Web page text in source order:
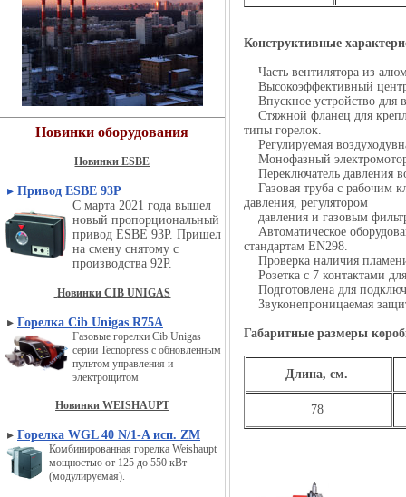
Новинки оборудования
Новинки ESBE
▸ Привод ESBE 93P
С марта 2021 года вышел
новый пропорциональный
привод ESBE 93P. Пришел
на смену снятому с
производства 92P.
Новинки CIB UNIGAS
▸ Горелка Cib Unigas R75A
Газовые горелки Cib Unigas
серии Tecnopress с обновленным
пультом управления и
электрощитом
Новинки WEISHAUPT
▸ Горелка WGL 40 N/1-A исп. ZM
Комбинированная горелка Weishaupt
мощностью от 125 до 550 кВт
(модулируемая).
Конструктивные
Часть вентилятора из
Высокоэффективный
Впускное устройство для
Стяжной фланец для
типы горелок.
Регулируемая
Монофазный электромотор
Переключатель давления
Газовая труба с рабочим
давления, регулятором
давления и газовым
Автоматическое
стандартам EN298.
Проверка наличия
Розетка с 7 контактами
Подготовлена для
Звуконепроницаемая
Габаритные размеры
Длина, см.
78